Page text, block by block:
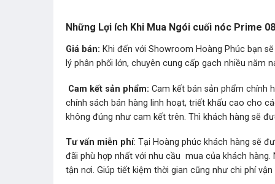
Những Lợi ích Khi Mua Ngói cuối nóc Prime
Giá bán: Khi đến với Showroom Hoàng Phúc bạn
lý phân phối lớn, chuyên cung cấp gạch nhiều năm
Cam kết sản phẩm: Cam kết bán sản phẩm chính
chính sách bán hàng linh hoạt, triết khấu cao cho
không đúng như cam kết trên. Thì khách hàng sẽ
Tư vấn miễn phí: Tại Hoàng phúc khách hàng sẽ
đãi phù hợp nhất với nhu cầu mua của khách
tận nơi. Giúp tiết kiệm thời gian cũng như chi phí vận